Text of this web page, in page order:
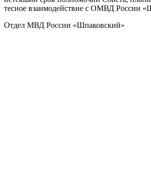
тесное взаимодействие с ОМВД России
Отдел МВД России «Шпаковский»